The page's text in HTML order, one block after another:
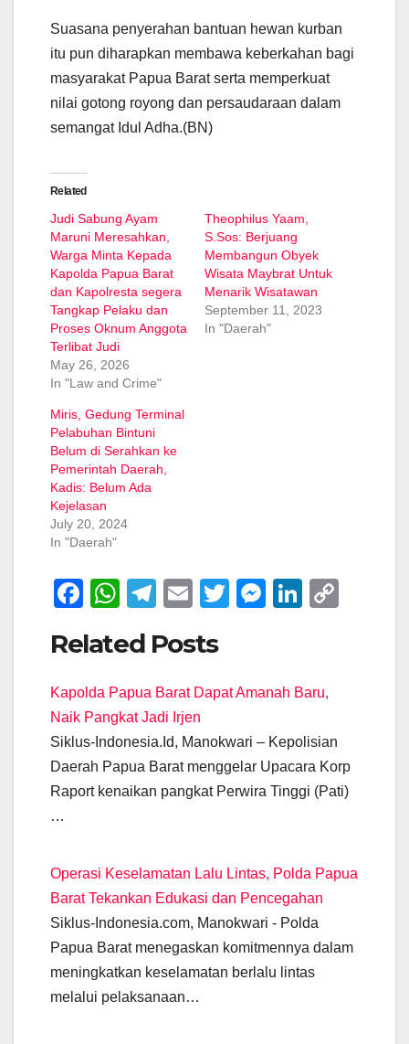
Suasana penyerahan bantuan hewan kurban
itu pun diharapkan membawa keberkahan bagi
masyarakat Papua Barat serta memperkuat
nilai gotong royong dan persaudaraan dalam
semangat Idul Adha.(BN)
Related
Judi Sabung Ayam
Maruni Meresahkan,
Warga Minta Kepada
Kapolda Papua Barat
dan Kapolresta segera
Tangkap Pelaku dan
Proses Oknum Anggota
Terlibat Judi
May 26, 2026
In "Law and Crime"
Theophilus Yaam,
S.Sos: Berjuang
Membangun Obyek
Wisata Maybrat Untuk
Menarik Wisatawan
September 11, 2023
In "Daerah"
Miris, Gedung Terminal
Pelabuhan Bintuni
Belum di Serahkan ke
Pemerintah Daerah,
Kadis: Belum Ada
Kejelasan
July 20, 2024
In "Daerah"
F
c
e
b
o
o
k
W
at
s
A
p
p
T
e
gr
a
m
E
ail
T
er
M
e
g
er
Li
e
dI
n
k
Related Posts
Kapolda Papua Barat Dapat Amanah Baru,
Naik Pangkat Jadi Irjen
Siklus-Indonesia.Id, Manokwari – Kepolisian
Daerah Papua Barat menggelar Upacara Korp
Raport kenaikan pangkat Perwira Tinggi (Pati)
…
Operasi Keselamatan Lalu Lintas, Polda Papua
Barat Tekankan Edukasi dan Pencegahan
Siklus-Indonesia.com, Manokwari - Polda
Papua Barat menegaskan komitmennya dalam
meningkatkan keselamatan berlalu lintas
melalui pelaksanaan…